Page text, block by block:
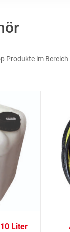
Pro­duk­te im Bereich
Liter